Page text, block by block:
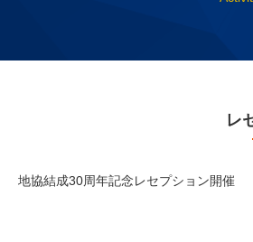
レ
地協結成30周年記念レセプション開催